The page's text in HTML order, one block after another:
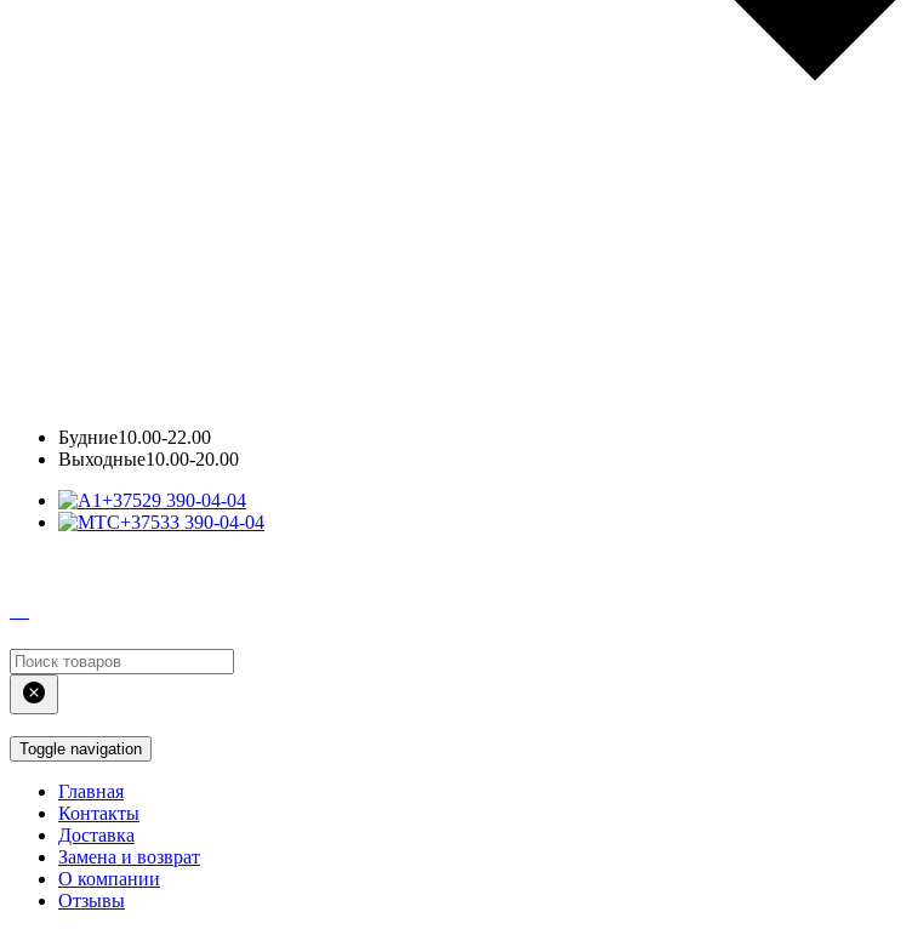
Будние10.00-22.00
Выходные10.00-20.00
+37529 390-04-04
+37533 390-04-04
Toggle navigation
Главная
Контакты
Доставка
Замена и возврат
О компании
Отзывы